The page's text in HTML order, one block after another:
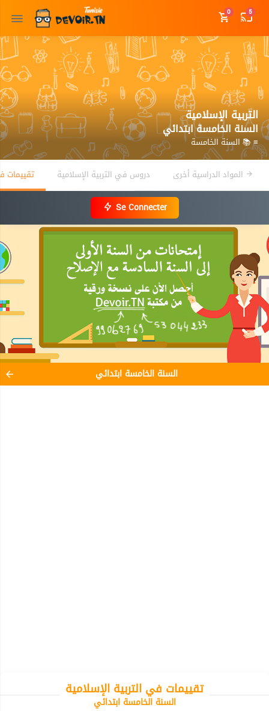
0 5
التربية الإسلامية
السنة الخامسة ابتدائي
≡ 📚 السنة الخامسة
المواد الدراسية أخرى دروس في التربية الإسلامية تقييمات
Se Connecter
السنة الخامسة ابتدائي
تقييمات في التربية الإسلامية
السنة الخامسة ابتدائي